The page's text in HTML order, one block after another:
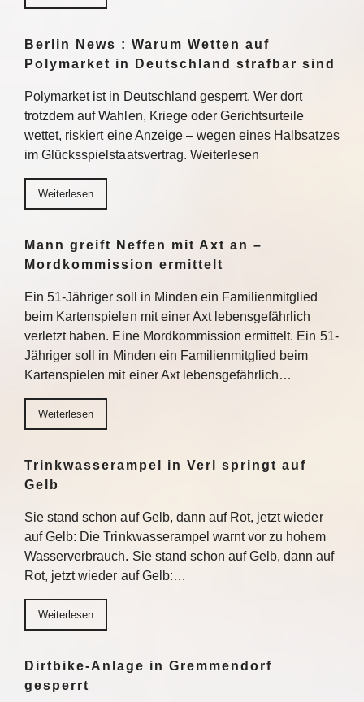
Berlin News : Warum Wetten auf
Polymarket in Deutschland strafbar sind
Polymarket ist in Deutschland gesperrt. Wer dort
trotzdem auf Wahlen, Kriege oder Gerichtsurteile
wettet, riskiert eine Anzeige – wegen eines Halbsatzes
im Glücksspielstaatsvertrag. Weiterlesen
Weiterlesen
Mann greift Neffen mit Axt an –
Mordkommission ermittelt
Ein 51-Jähriger soll in Minden ein Familienmitglied
beim Kartenspielen mit einer Axt lebensgefährlich
verletzt haben. Eine Mordkommission ermittelt. Ein 51-
Jähriger soll in Minden ein Familienmitglied beim
Kartenspielen mit einer Axt lebensgefährlich…
Weiterlesen
Trinkwasserampel in Verl springt auf
Gelb
Sie stand schon auf Gelb, dann auf Rot, jetzt wieder
auf Gelb: Die Trinkwasserampel warnt vor zu hohem
Wasserverbrauch. Sie stand schon auf Gelb, dann auf
Rot, jetzt wieder auf Gelb:…
Weiterlesen
Dirtbike-Anlage in Gremmendorf
gesperrt